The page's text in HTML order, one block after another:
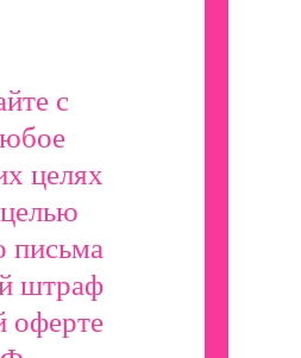
с
целях
письма
штраф
оферте